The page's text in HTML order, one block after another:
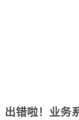
出错啦！业务